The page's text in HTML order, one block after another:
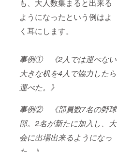
も、大人数集まると出来る
ようになったという例はよ
く耳にします。
事例① 《2人では運べない
大きな机を4人で協力したら
運べた。》
事例② 《部員数7名の野球
部。2名が新たに加入し、大
会に出場出来るようになっ